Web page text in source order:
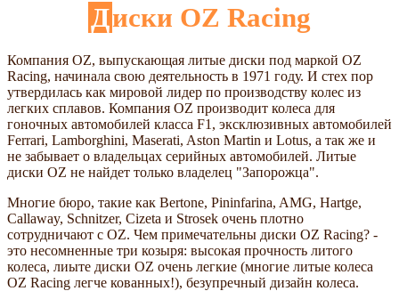
Диски OZ Racing
Компания OZ, выпускающая литые диски под маркой OZ
Racing, начинала свою деятельность в 1971 году. И стех пор
утвердилась как мировой лидер по производству колес из
легких сплавов. Компания OZ производит колеса для
гоночных автомобилей класса F1, эксклюзивных автомобилей
Ferrari, Lamborghini, Maserati, Aston Martin и Lotus, а так же и
не забывает о владельцах серийных автомобилей. Литые
диски OZ не найдет только владелец "Запорожца".
Многие бюро, такие как Bertone, Pininfarina, AMG, Hartge,
Callaway, Schnitzer, Cizeta и Strosek очень плотно
сотрудничают с OZ. Чем примечательны диски OZ Racing? -
это несомненные три козыря: высокая прочность литого
колеса, лиыте диски OZ очень легкие (многие литые колеса
OZ Racing легче кованных!), безупречный дизайн колеса.